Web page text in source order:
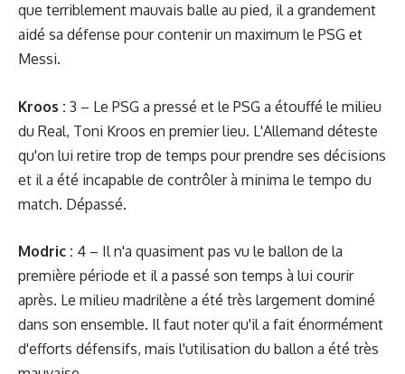
que terriblement mauvais balle au pied, il a grandement
aidé sa défense pour contenir un maximum le PSG et
Messi.
Kroos : 3 – Le PSG a pressé et le PSG a étouffé le milieu
du Real, Toni Kroos en premier lieu. L'Allemand déteste
qu'on lui retire trop de temps pour prendre ses décisions
et il a été incapable de contrôler à minima le tempo du
match. Dépassé.
Modric : 4 – Il n'a quasiment pas vu le ballon de la
première période et il a passé son temps à lui courir
après. Le milieu madrilène a été très largement dominé
dans son ensemble. Il faut noter qu'il a fait énormément
d'efforts défensifs, mais l'utilisation du ballon a été très